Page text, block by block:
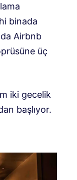
binada
Airbnb
üç
iki gecelik
başlıyor.